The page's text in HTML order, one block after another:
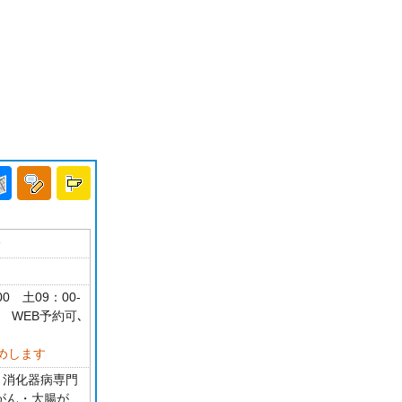
土09：00-
予約可､
します
化器病専門
ん・大腸が